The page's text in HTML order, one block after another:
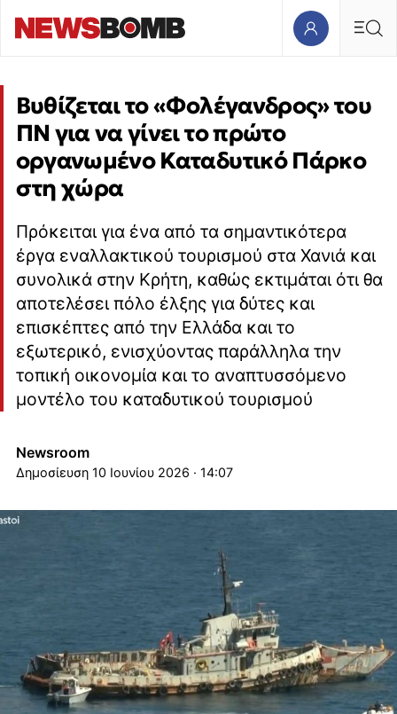
Βυθίζεται το «Φολέγανδρος» του
ΠΝ για να γίνει το πρώτο
οργανωμένο Καταδυτικό Πάρκο
στη χώρα
Πρόκειται για ένα από τα σημαντικότερα
έργα εναλλακτικού τουρισμού στα Χανιά και
συνολικά στην Κρήτη, καθώς εκτιμάται ότι θα
αποτελέσει πόλο έλξης για δύτες και
επισκέπτες από την Ελλάδα και το
εξωτερικό, ενισχύοντας παράλληλα την
τοπική οικονομία και το αναπτυσσόμενο
μοντέλο του καταδυτικού τουρισμού
Newsroom
10 Ιουνίου 2026 · 14:07